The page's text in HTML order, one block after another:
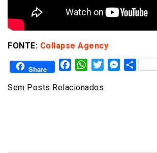
FONTE: Collapse Agency
Share FacebookWhatsAppTwitterMessenger
Share
Sem Posts Relacionados